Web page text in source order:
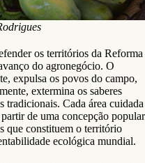
os territórios da Reforma
do agronegócio. O
expulsa os povos do campo,
extermina os saberes
tradicionais. Cada área cuidada
de uma concepção popular
que constituem o território
ecológica mundial.